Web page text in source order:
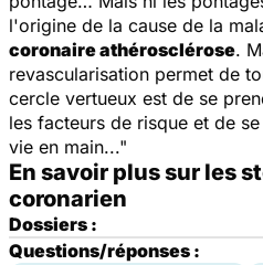
l'origine de la cause de la
coronaire athérosclérose.
revascularisation permet de
cercle vertueux est de se
les facteurs de risque et de
vie en main..."
En savoir plus sur les
coronarien
Dossiers :
Questions/réponses :